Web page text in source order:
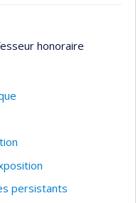
honoraire
persistants